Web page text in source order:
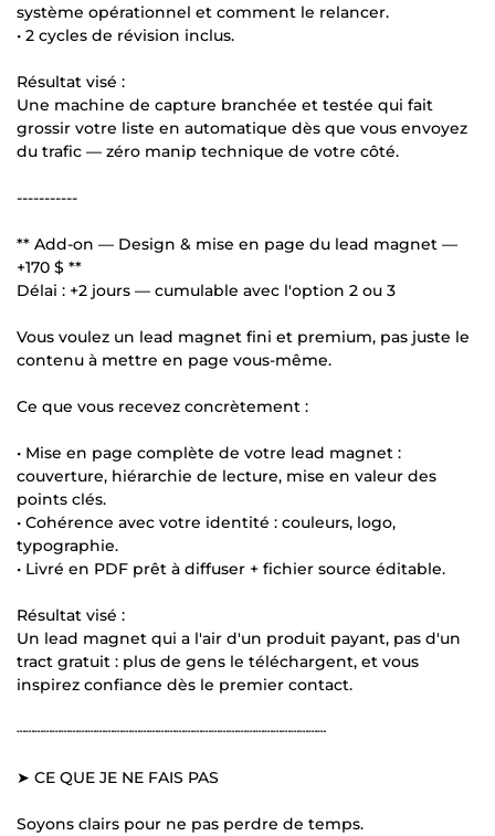
système opérationnel et comment le relancer.
• 2 cycles de révision inclus.
Résultat visé :
Une machine de capture branchée et testée qui fait
grossir votre liste en automatique dès que vous envoyez
du trafic — zéro manip technique de votre côté.
-----------
** Add-on — Design & mise en page du lead magnet —
+170 $ **
Délai : +2 jours — cumulable avec l'option 2 ou 3
Vous voulez un lead magnet fini et premium, pas juste le
contenu à mettre en page vous-même.
Ce que vous recevez concrètement :
• Mise en page complète de votre lead magnet :
couverture, hiérarchie de lecture, mise en valeur des
points clés.
• Cohérence avec votre identité : couleurs, logo,
typographie.
• Livré en PDF prêt à diffuser + fichier source éditable.
Résultat visé :
Un lead magnet qui a l'air d'un produit payant, pas d'un
tract gratuit : plus de gens le téléchargent, et vous
inspirez confiance dès le premier contact.
┄┄┄┄┄┄┄┄┄┄┄┄┄┄┄┄┄┄┄┄┄┄┄┄┄┄┄┄┄┄┄┄┄┄┄
➤ CE QUE JE NE FAIS PAS
Soyons clairs pour ne pas perdre de temps.